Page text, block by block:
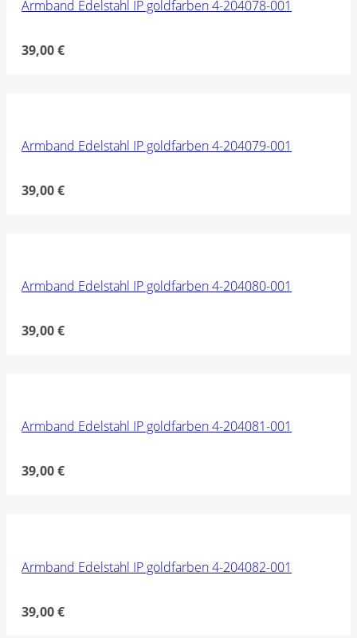
Armband Edelstahl IP goldfarben 4-204078-001
39,00€
Armband Edelstahl IP goldfarben 4-204079-001
39,00€
Armband Edelstahl IP goldfarben 4-204080-001
39,00€
Armband Edelstahl IP goldfarben 4-204081-001
39,00€
Armband Edelstahl IP goldfarben 4-204082-001
39,00€